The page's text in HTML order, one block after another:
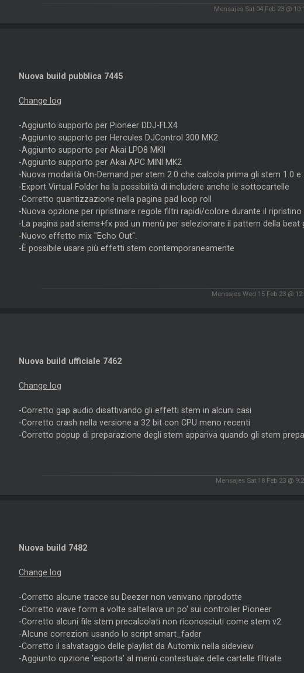
Mensajes Sat 04 Feb 23 @
Nuova build pubblica 7445
Change log
-Aggiunto supporto per Pioneer DDJ-FLX4
-Aggiunto supporto per Hercules DJControl 300 MK2
-Aggiunto supporto per Akai LPD8 MKII
-Aggiunto supporto per Akai APC MINI MK2
-Nuova modalità On-Demand per stem 2.0 che calcola prima gli stem 1.0
-Export Virtual Folder ha la possibilità di includere anche le sottocartelle
-Corretto quantizzazione nella pagina pad loop roll
-Nuova opzione per ripristinare regole filtri rapidi/colore durante il ripristino
-La pagina pad stems+fx pad un menù per selezionare il pattern della beat
-Nuovo effetto mix "Echo Out".
-È possibile usare più effetti stem contemporaneamente
Mensajes Wed 15 Feb 23 @
Nuova build ufficiale 7462
Change log
-Corretto gap audio disattivando gli effetti stem in alcuni casi
-Corretto crash nella versione a 32 bit con CPU meno recenti
-Corretto popup di preparazione degli stem appariva quando gli stem
Mensajes Sat 18 Feb 23 @
Nuova build 7482
Change log
-Corretto alcune tracce su Deezer non venivano riprodotte
-Corretto wave form a volte saltellava un po' sui controller Pioneer
-Corretto alcuni file stem precalcolati non riconosciuti come stem v2
-Alcune correzioni usando lo script smart_fader
-Corretto il salvataggio delle playlist da Automix nella sideview
-Aggiunto opzione 'esporta' al menù contestuale delle cartelle filtrate